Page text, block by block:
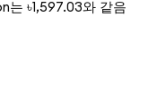
는 ৳1,597.03와 같음